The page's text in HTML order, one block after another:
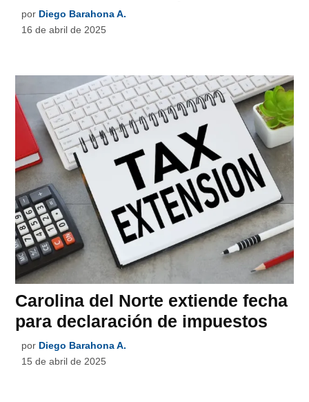
por Diego Barahona A.
16 de abril de 2025
Carolina del Norte extiende fecha
para declaración de impuestos
por Diego Barahona A.
15 de abril de 2025